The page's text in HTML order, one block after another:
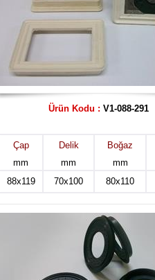
Ürün Kodu : V1-088-291
Çap
mm
Delik
mm
Boğaz
mm
88x119
70x100 80x110